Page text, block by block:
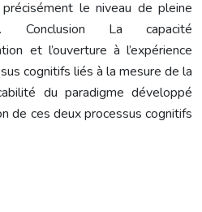
le niveau de pleine
Conclusion La capacité
et l’ouverture à l’expérience
cognitifs liés à la mesure de la
du paradigme développé
de ces deux processus cognitifs